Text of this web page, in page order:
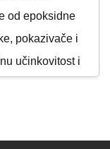
od epoksidne
pokazivače i
učinkovitost i